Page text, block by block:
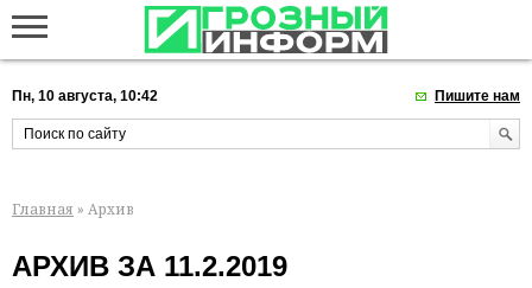
Пн, 10 августа, 10:42 Пишите нам
Главная » Архив
АРХИВ ЗА 11.2.2019